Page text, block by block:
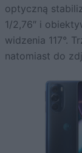
optyczną
1/2,76″ i
widzenia 117°.
natomiast do